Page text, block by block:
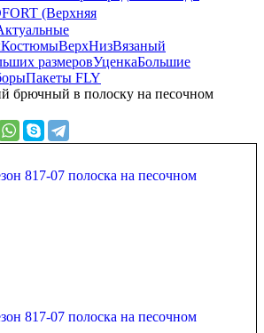
(Верхняя
КостюмыВерхНизВязаный
размеровУценкаБольшие
Пакеты FLY
брючный в полоску на песочном